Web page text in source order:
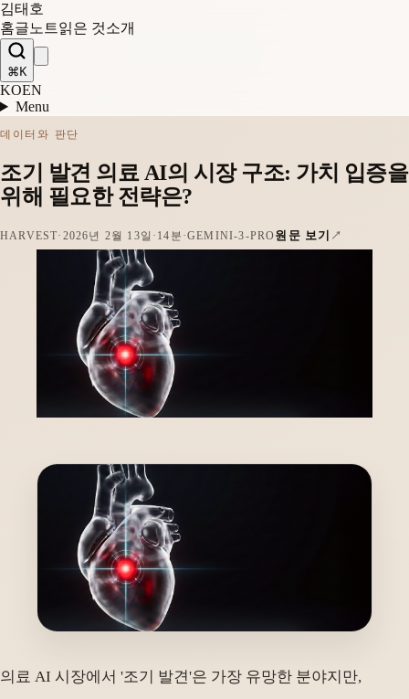
김태호
홈글 노트읽은 것소개
⌘K
KOEN
Menu
데이터와 판단
조기 발견 의료 AI의 시장 구조: 가치 입증을
위해 필요한 전략은?
HARVEST· 2026년 2월 13일 · 14분 ·GEMINI-3-PRO원문 보기
의료 AI 시장에서 '조기 발견'은 가장 유망한 분야지만,